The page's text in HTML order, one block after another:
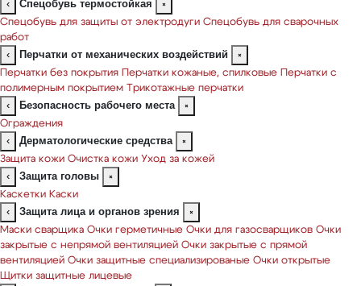
‹ Спецобувь термостойкая
×
Спецобувь для защиты от электродуги Спецобувь для сварочных
работ
‹
Перчатки от механических воздействий
×
Перчатки без покрытия
Перчатки кожаные, спилковые
Перчатки с
полимерным покрытием
Трикотажные перчатки
‹
Безопасность рабочего места
×
Ограждения
‹
Дерматологические средства
×
Защита кожи Очистка кожи Уход за кожей
‹
Защита головы
×
Каскетки Каски
‹
Защита лица и органов зрения
×
Маски сварщика Очки герметичные Очки для газосварщиков Очки
закрытые с непрямой вентиляцией Очки закрытые с прямой
вентиляцией Очки защитные специализированые Очки открытые
Щитки защитные лицевые